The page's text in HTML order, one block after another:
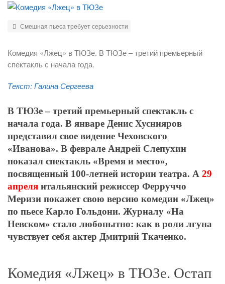
Смешная пьеса требует серьезности
Комедия «Лжец» в ТЮЗе. В ТЮЗе – третий премьерный
спектакль с начала года.
Текст: Галина Сергеева
В ТЮЗе – третий премьерный спектакль с
начала года. В январе Денис Хуснияров
представил свое видение Чеховского
«Иванова». В феврале Андрей Слепухин
показал спектакль «Время и место»,
посвященный 100-летней истории театра. А 29
апреля итальянский режиссер Ферруччо
Меризи покажет свою версию комедии «Лжец»
по пьесе Карло Гольдони. Журналу «На
Невском» стало любопытно: как в роли лгуна
чувствует себя актер Дмитрий Ткаченко.
Комедия «Лжец» в ТЮЗе. Остап